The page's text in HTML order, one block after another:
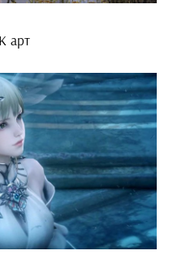
арт